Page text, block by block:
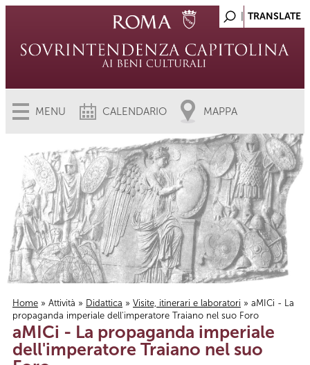
MENU CALENDARIO MAPPA
Tu sei qui
Home » Attività » Didattica » Visite, itinerari e laboratori » aMICi - La
propaganda imperiale dell'imperatore Traiano nel suo Foro
aMICi - La propaganda imperiale
dell'imperatore Traiano nel suo